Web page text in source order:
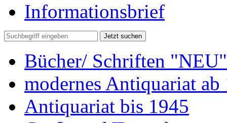
Informationsbrief
Jetzt suchen
Bücher/ Schriften "NEU"
modernes Antiquariat ab
Antiquariat bis 1945